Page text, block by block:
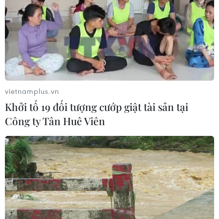
người trên quốc lộ ở Quảng Trị
06/08/2026 09:44
Khởi tố Chủ tịch Hội đồng quản trị,
Giám đốc Công ty cổ phần Mekolor
06/08/2026 09:06
Thêm một nhóm dàn cảnh cướp giật
tại khu Tân Huê Viên sa lưới
06/08/2026 05:57
Khẩn trường khám nghiệm
vietnamplus.vn
Khởi tố 19 đối tượng cướp giật tài sản tại
Công ty Tân Huê Viên